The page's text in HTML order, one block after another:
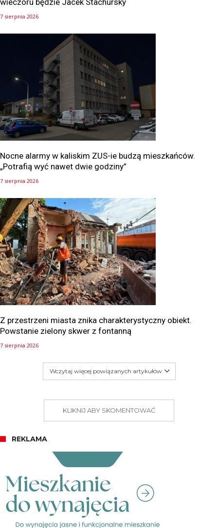
7 sierpnia 2026
Nocne alarmy w kaliskim ZUS-ie budzą mieszkańców.
„Potrafią wyć nawet dwie godziny”
7 sierpnia 2026
Z przestrzeni miasta znika charakterystyczny obiekt.
Powstanie zielony skwer z fontanną
7 sierpnia 2026
Wczytaj więcej powiązanych artykułów
KLIKNIJ ABY SKOMENTOWAĆ
REKLAMA